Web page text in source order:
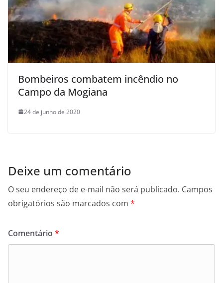
Bombeiros combatem incêndio no
Campo da Mogiana
24 de junho de 2020
Deixe um comentário
O seu endereço de e-mail não será publicado. Campos
obrigatórios são marcados com *
Comentário *